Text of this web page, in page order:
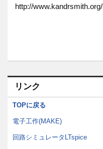
http://
リンク
TOPに戻る
電子工作(MAKE)
回路シミュレータLTspice